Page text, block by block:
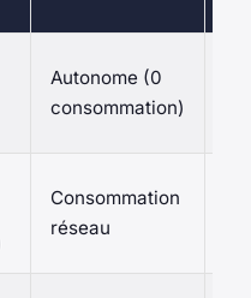
Autonome (0
consommation)
Consommation
réseau